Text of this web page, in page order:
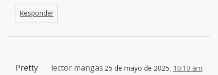
Responder
lector mangas 25 de mayo de 2025, 10:10 am
Pretty